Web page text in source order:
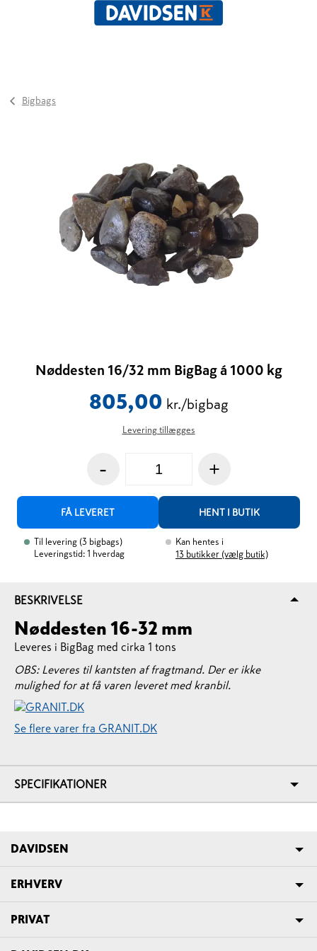
Bigbags
Nøddesten 16/32 mm BigBag á 1000 kg
805,00 kr./bigbag
Levering tillægges
- +
FÅ LEVERET HENT I BUTIK
Til levering (3 bigbags)
Leveringstid: 1 hverdag
Kan hentes i
13 butikker (vælg butik)
BESKRIVELSE
Nøddesten 16-32 mm
Leveres i BigBag med cirka 1 tons
OBS: Leveres til kantsten af fragtmand. Der er ikke
mulighed for at få varen leveret med kranbil.
Se flere varer fra GRANIT.DK
SPECIFIKATIONER
DAVIDSEN
ERHVERV
PRIVAT